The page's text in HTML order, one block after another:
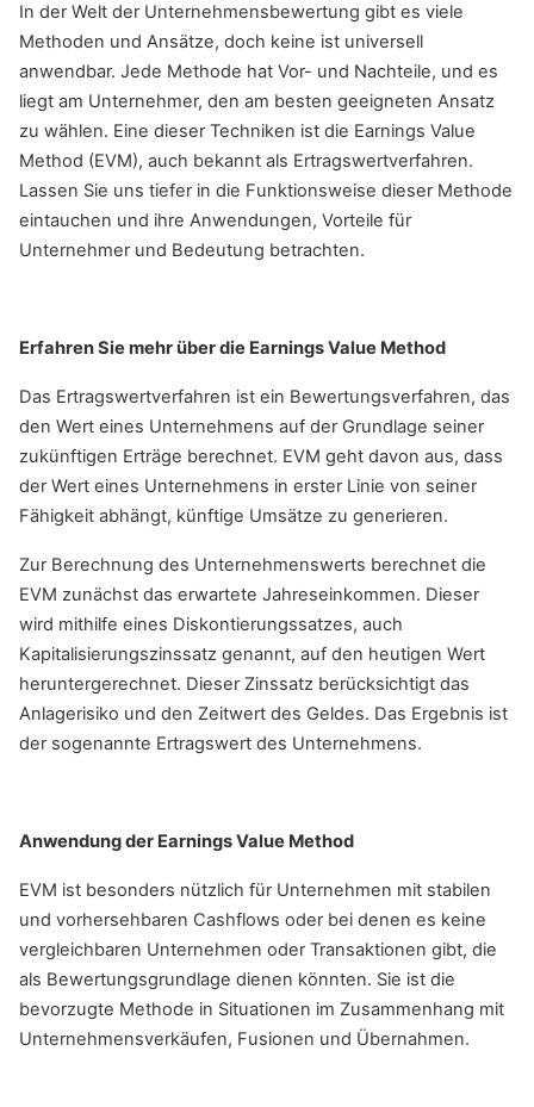
In der Welt der Unternehmensbewertung gibt es viele
Methoden und Ansätze, doch keine ist universell
anwendbar. Jede Methode hat Vor- und Nachteile, und es
liegt am Unternehmer, den am besten geeigneten Ansatz
zu wählen. Eine dieser Techniken ist die Earnings Value
Method (EVM), auch bekannt als Ertragswertverfahren.
Lassen Sie uns tiefer in die Funktionsweise dieser Methode
eintauchen und ihre Anwendungen, Vorteile für
Unternehmer und Bedeutung betrachten.
Erfahren Sie mehr über die Earnings Value Method
Das Ertragswertverfahren ist ein Bewertungsverfahren, das
den Wert eines Unternehmens auf der Grundlage seiner
zukünftigen Erträge berechnet. EVM geht davon aus, dass
der Wert eines Unternehmens in erster Linie von seiner
Fähigkeit abhängt, künftige Umsätze zu generieren.
Zur Berechnung des Unternehmenswerts berechnet die
EVM zunächst das erwartete Jahreseinkommen. Dieser
wird mithilfe eines Diskontierungssatzes, auch
Kapitalisierungszinssatz genannt, auf den heutigen Wert
heruntergerechnet. Dieser Zinssatz berücksichtigt das
Anlagerisiko und den Zeitwert des Geldes. Das Ergebnis ist
der sogenannte Ertragswert des Unternehmens.
Anwendung der Earnings Value Method
EVM ist besonders nützlich für Unternehmen mit stabilen
und vorhersehbaren Cashflows oder bei denen es keine
vergleichbaren Unternehmen oder Transaktionen gibt, die
als Bewertungsgrundlage dienen könnten. Sie ist die
bevorzugte Methode in Situationen im Zusammenhang mit
Unternehmensverkäufen, Fusionen und Übernahmen.